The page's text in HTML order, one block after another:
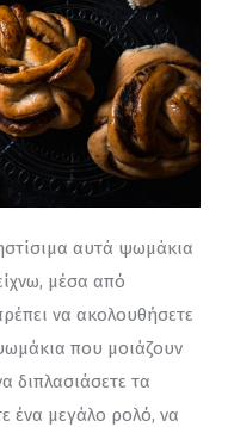
αυτά ψωμάκια
μέσα από
να ακολουθήσετε
που μοιάζουν
διπλασιάσετε τα
ένα μεγάλο ρολό, να